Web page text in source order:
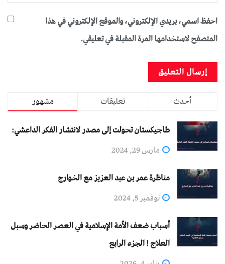
احفظ اسمي، بريدي الإلكتروني، والموقع الإلكتروني في هذا
المتصفح لاستخدامها المرة المقبلة في تعليقي.
مشهور تعليقات
أحدث
طاجيكستان تحولت إلى مصدر لانتشار الفكر الداعشي:
مارس 29, 2024
مناظرة عمر بن عبد العزيز مع الخوارج
نوفمبر 5, 2024
أسباب ضعف الأمة الإسلامية في العصر الحاضر وسبل
العلاج ! الجزء الرابع